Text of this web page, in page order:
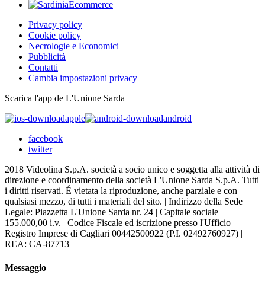
Privacy policy
Cookie policy
Necrologie e Economici
Pubblicità
Contatti
Cambia impostazioni privacy
Scarica l'app de L'Unione Sarda
apple
android
facebook
twitter
2018 Videolina S.p.A. società a socio unico e soggetta alla attività di
direzione e coordinamento della società L'Unione Sarda S.p.A. Tutti
i diritti riservati. É vietata la riproduzione, anche parziale e con
qualsiasi mezzo, di tutti i materiali del sito. | Indirizzo della Sede
Legale: Piazzetta L'Unione Sarda nr. 24 | Capitale sociale
155.000,00 i.v. | Codice Fiscale ed iscrizione presso l'Ufficio
Registro Imprese di Cagliari 00442500922 (P.I. 02492760927) |
REA: CA-87713
Messaggio